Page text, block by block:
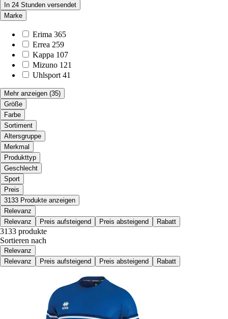
In 24 Stunden versendet
Marke
Erima 365
Errea 259
Kappa 107
Mizuno 121
Uhlsport 41
Mehr anzeigen (35)
Größe
Farbe
Sortiment
Altersgruppe
Merkmal
Produkttyp
Geschlecht
Sport
Preis
3133 Produkte anzeigen
Relevanz
Relevanz
Preis aufsteigend Preis absteigend Rabatt
3133 produkte
Sortieren nach
Relevanz
Relevanz
Preis aufsteigend Preis absteigend Rabatt